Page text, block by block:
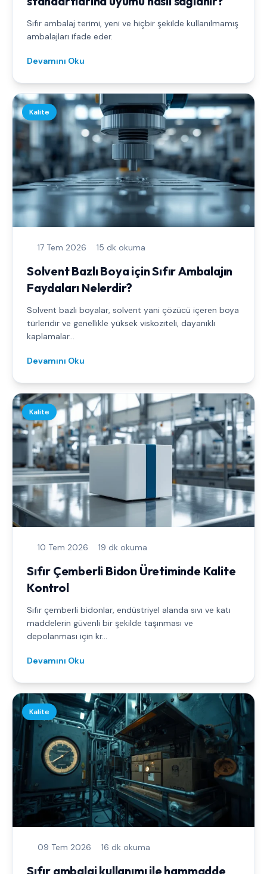
Sıfır ambalaj terimi, yeni ve hiçbir şekilde kullanılmamış
ambalajları ifade eder.
Devamını Oku
Kalite
17 Tem 2026 15 dk okuma
Solvent Bazlı Boya için Sıfır Ambalajın
Faydaları Nelerdir?
Solvent bazlı boyalar, solvent yani çözücü içeren boya
türleridir ve genellikle yüksek viskoziteli, dayanıklı
kaplamalar...
Devamını Oku
Kalite
10 Tem 2026 19 dk okuma
Sıfır Çemberli Bidon Üretiminde Kalite
Kontrol
Sıfır çemberli bidonlar, endüstriyel alanda sıvı ve katı
maddelerin güvenli bir şekilde taşınması ve
depolanması için kr...
Devamını Oku
Kalite
09 Tem 2026 16 dk okuma
Sıfır ambalaj kullanımı ile hammadde